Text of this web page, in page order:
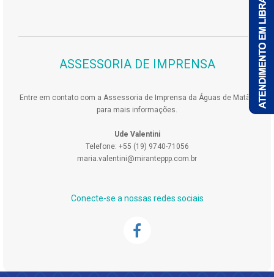
ASSESSORIA DE IMPRENSA
Entre em contato com a Assessoria de Imprensa da Águas de Matão
para mais informações.
Ude Valentini
Telefone: +55 (19) 9740-71056
maria.valentini@miranteppp.com.br
Conecte-se a nossas redes sociais